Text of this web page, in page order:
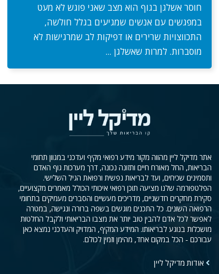
חוסר אשלגן בגוף הוא מצב שאני פוגש לא מעט
במפגשים עם אנשים שמגיעים בגלל חולשה,
התכווצויות שרירים או דפיקות לב שמרגישות לא
מוסברות. למרות שאשלגן ...
אתר מדיקל ליין מהווה מקור מידע רפואי מקיף ועדכני במגוון תחומי
הבריאות, החל מאורח חיים ותזונה נכונה, דרך מערכות גוף האדם
ותסמינים שכיחים, ועד לבריאות נפשית ורפואת הגיל השלישי.
הפלטפורמה שלנו מציעה תוכן רפואי איכותי הכולל מאמרים מקצועיים,
סקירת מחקרים חדשניים, מדריכים מעשיים והסברים מעמיקים בתחומי
הרפואה השונים. כל התכנים מוגשים בשפה ברורה ונגישה, במטרה
לאפשר לכל אדם להבין טוב יותר את מצבו הבריאותי ולקבל החלטות
מושכלות בנוגע לבריאותו. המידע המקיף, המדויק והעדכני נמצא כאן
עבורכם - הכל במקום אחד, מהימן וזמין לכולם.
אודות מדיקל ליין